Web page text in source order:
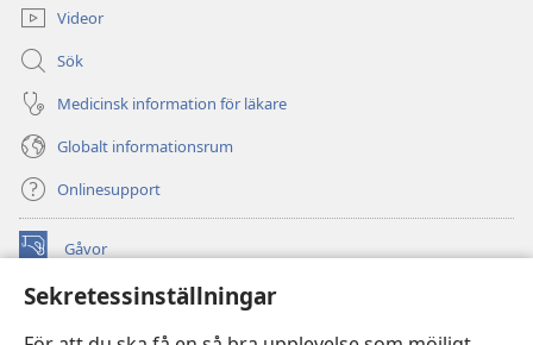
Sekretessinställningar
Videor
Sök
Medicinsk information för läkare
Globalt informationsrum
Onlinesupport
Gåvor
(öppnar
fönster) Watchtower ONLINE LIBRARY™